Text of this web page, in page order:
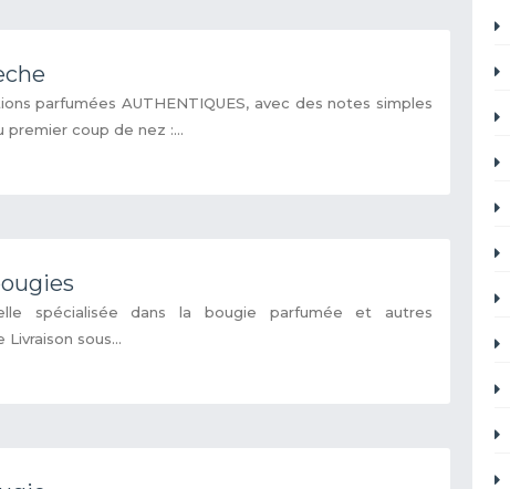
parfumées AUTHENTIQUES, avec des notes simples
premier coup de nez :...
spécialisée dans la bougie parfumée et autres
sous...